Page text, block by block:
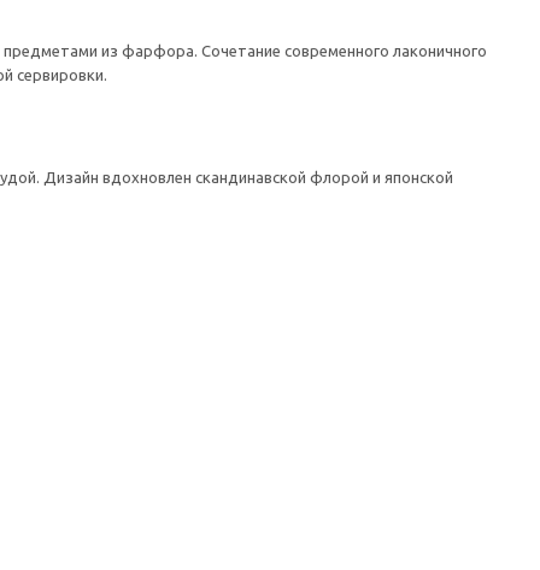
из фарфора. Сочетание современного лаконичного
сервировки.
Дизайн вдохновлен скандинавской флорой и японской